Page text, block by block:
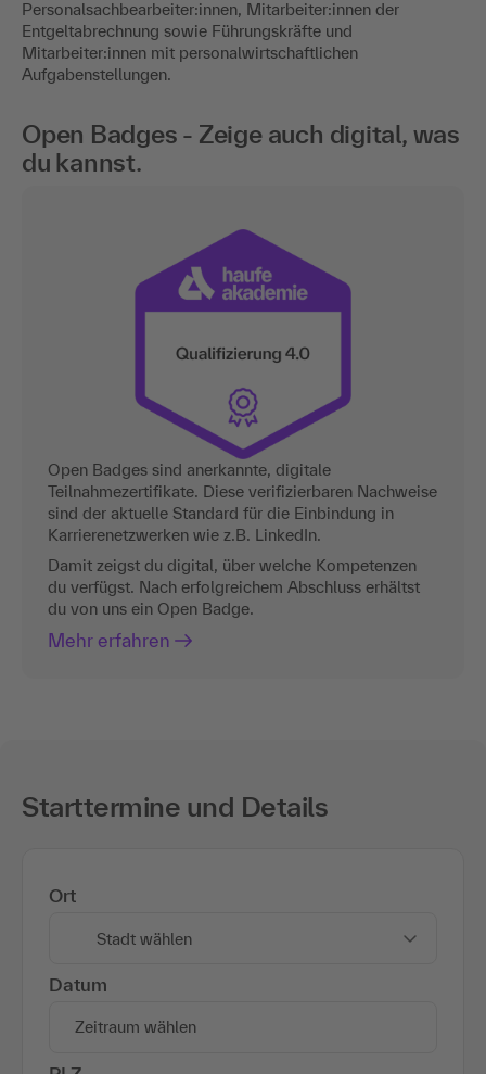
Personalsachbearbeiter:innen, Mitarbeiter:innen der
Entgeltabrechnung sowie Führungskräfte und
Mitarbeiter:innen mit personalwirtschaftlichen
Aufgabenstellungen.
Open Badges - Zeige auch digital, was
du kannst.
Open Badges sind anerkannte, digitale
Teilnahmezertifikate. Diese verifizierbaren Nachweise
sind der aktuelle Standard für die Einbindung in
Karrierenetzwerken wie z.B. LinkedIn.
Damit zeigst du digital, über welche Kompetenzen
du verfügst. Nach erfolgreichem Abschluss erhältst
du von uns ein Open Badge.
Mehr erfahren
Starttermine und Details
Datum
Zeitraum wählen
Ort
Stadt wählen